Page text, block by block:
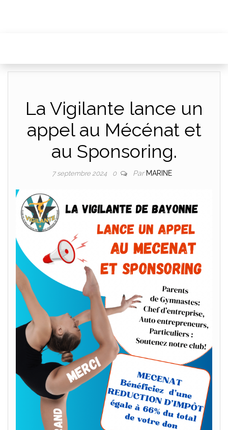
La Vigilante lance un
appel au Mécénat et
au Sponsoring.
7 septembre 2024 0 Par MARINE